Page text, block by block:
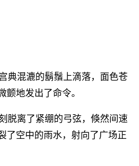
典混漉的鬍鬚上滴落，面色苍
颤地发出了命令。
脱离了紧绷的弓弦，倏然间速
了空中的雨水，射向了广场正